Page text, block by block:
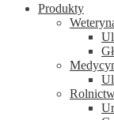
Produkty